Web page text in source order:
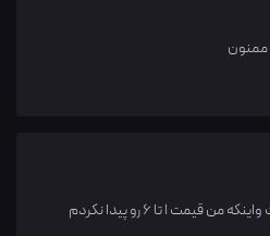
1 تا 6 رو پیدا نکردم